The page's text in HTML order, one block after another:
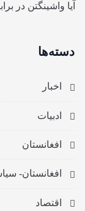
آیا واشینگتن در
دسته‌ها
اخبار
ادبیات
افغانستان
افغانستان-
اقتصاد